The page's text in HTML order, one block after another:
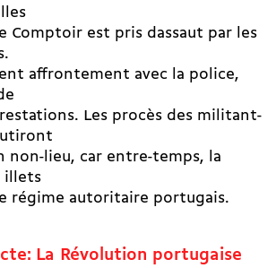
Comptoir est pris dassaut par les
affrontement avec la police,
Les procès des militant-
non-lieu, car entre-temps, la
régime autoritaire portugais.
La Révolution portugaise